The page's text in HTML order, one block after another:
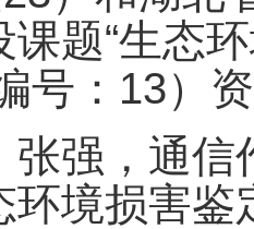
课题“生态
号：13）
张强，通信
环境损害鉴